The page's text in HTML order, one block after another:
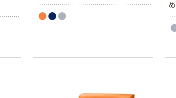
め
芯あり FSC認